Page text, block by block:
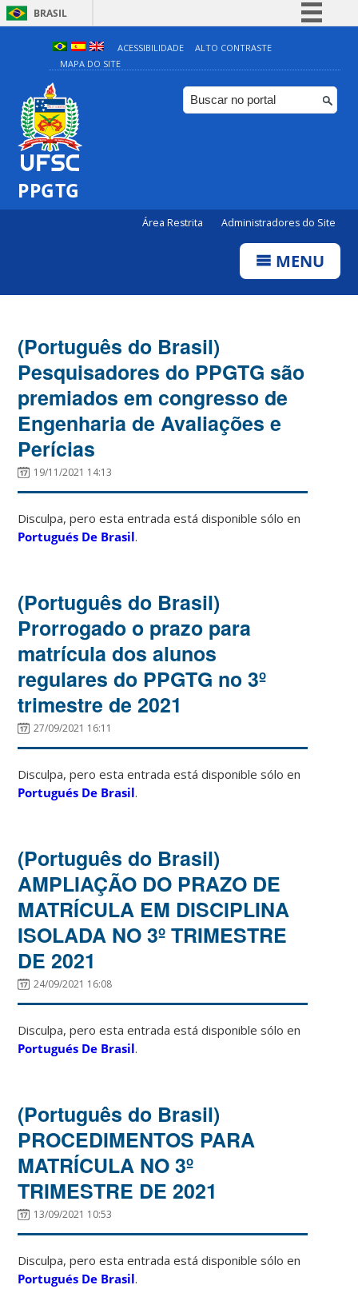
BRASIL
Simplifique!
Comunica BR
Participe
ACESSIBILIDADE
ALTO CONTRASTE
MAPA DO SITE
PPGTG
Área Restrita Administradores do Site
MENU
(Português do Brasil)
Pesquisadores do PPGTG são
premiados em congresso de
Engenharia de Avaliações e
Perícias
19/11/2021 14:13
Disculpa, pero esta entrada está disponible sólo en
Portugués De Brasil.
(Português do Brasil)
Prorrogado o prazo para
matrícula dos alunos
regulares do PPGTG no 3º
trimestre de 2021
27/09/2021 16:11
Disculpa, pero esta entrada está disponible sólo en
Portugués De Brasil.
(Português do Brasil)
AMPLIAÇÃO DO PRAZO DE
MATRÍCULA EM DISCIPLINA
ISOLADA NO 3º TRIMESTRE
DE 2021
24/09/2021 16:08
Disculpa, pero esta entrada está disponible sólo en
Portugués De Brasil.
(Português do Brasil)
PROCEDIMENTOS PARA
MATRÍCULA NO 3º
TRIMESTRE DE 2021
13/09/2021 10:53
Disculpa, pero esta entrada está disponible sólo en
Portugués De Brasil.